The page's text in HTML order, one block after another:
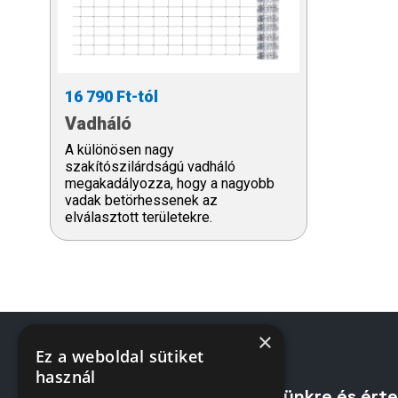
16 790 Ft-tól
Vadháló
A különösen nagy
szakítószilárdságú vadháló
megakadályozza, hogy a nagyobb
vadak betörhessenek az
elválasztott területekre.
×
Ez a weboldal sütiket
használ